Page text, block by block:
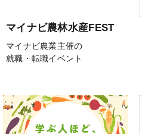
マイナビ農林水産FEST
マイナビ農業主催の
就職・転職イベント